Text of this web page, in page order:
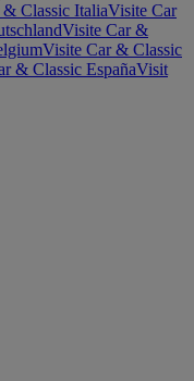
Classic ItaliaVisite Car
Visite Car &
Visite Car & Classic
& Classic EspañaVisit